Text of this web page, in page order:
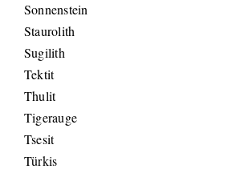
Sonnenstein
Staurolith
Sugilith
Tektit
Thulit
Tigerauge
Tsesit
Türkis